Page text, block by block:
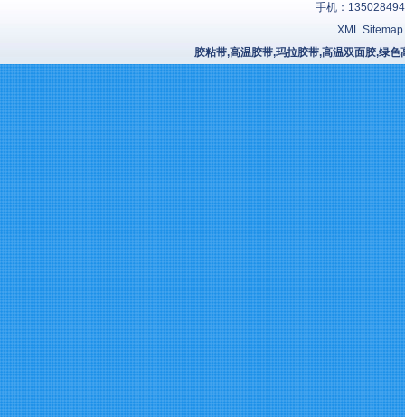
手机：
XML Sitemap
胶粘带,高温胶带,玛拉胶带,高温双面胶,绿